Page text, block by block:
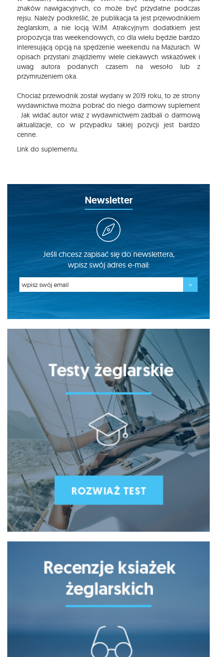
znaków nawigacyjnych, co może być przydatne podczas
rejsu. Należy podkreślić, że publikacja ta jest przewodnikiem
żeglarskim, a nie locją WJM. Atrakcyjnym dodatkiem jest
propozycja tras weekendowych, co dla wielu będzie bardzo
interesującą opcją na spędzenie weekendu na Mazurach. W
opisach przystani znajdziemy wiele ciekawych wskazówek i
uwag autora podanych czasem na wesoło lub z
przymrużeniem oka.
Chociaż przewodnik został wydany w 2019 roku, to ze strony
wydawnictwa można pobrać do niego darmowy suplement
. Jak widać autor wraz z wydawnictwem zadbali o darmową
aktualizacje, co w przypadku takiej pozycji jest bardzo
cenne.
Link do suplementu.
Newsletter
Jeśli chcesz zapisać się do newslettera,
wpisz swój adres e-mail: